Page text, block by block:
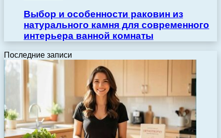
Выбор и особенности раковин из
натурального камня для современного
интерьера ванной комнаты
Последние записи